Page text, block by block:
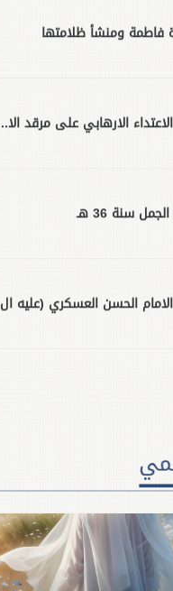
فاطمة ومنشأ ظلامتها
الارهابي على مرقد الا...
سنة 36 هـ
الحسن العسكري (عليه ال...